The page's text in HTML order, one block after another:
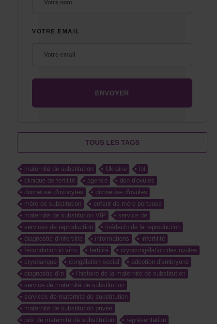
VOTRE EMAIL
TOUS LES TAGS
maternité de substitution Ukraine
loi
clinique de fertilité
agence
don d'ovules
donneuse d'ovocytes
donneuse d'ovules
mère de substitution
enfant de mère porteuse
maternité de substitution VIP
service de
services de reproduction
médecin de la reproduction
diagnostic d'infertilité
informations
infertilité
fécondation in vitro
fertilité
cryocongélation des ovules
cryobanque
congélation social
adoption d'embryons
diagnostic d'in
l'histoire de la maternité de substitution
service de maternité de substitution
services de maternité de substitution
maternité de substitution privée
prix de maternité de substitution
représentation